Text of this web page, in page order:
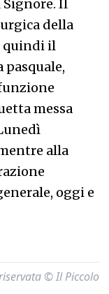
Signore. Il
della
quindi il
messa
alla
oggi e
© Il Piccolo